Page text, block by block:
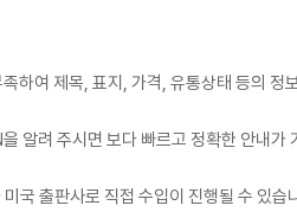
하여 제목, 표지, 가격, 유통상태 등의
알려 주시면 보다 빠르고 정확한 안내가
국 출판사로 직접 수입이 진행될 수 있습